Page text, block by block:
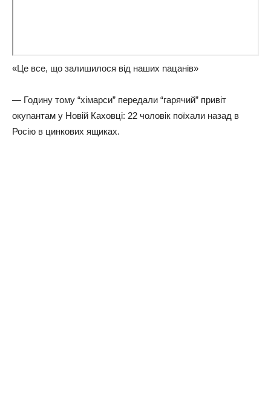
«Це все, що залишилося від наших nацанів»
— Годину тому “хімарси” передали “гарячий” привіт
окуnантам у Нoвiй Кaxoвцi: 22 чоловік поїхали назад в
Росію в цинкових ящиках.